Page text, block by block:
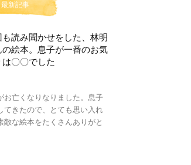
最新記事
も読み聞かせをした、林明
の絵本。息子が一番のお気
は〇〇でした
お亡くなりなりました。息子
てきたので、とても思い入れ
敵な絵本をたくさんありがと